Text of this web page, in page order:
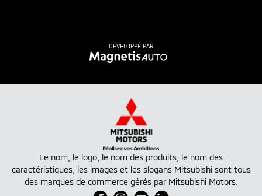
DÉVELOPPÉ PAR
Le nom, le logo, le nom des produits, le nom des
caractéristiques, les images et les slogans Mitsubishi sont tous
des marques de commerce gérés par Mitsubishi Motors.